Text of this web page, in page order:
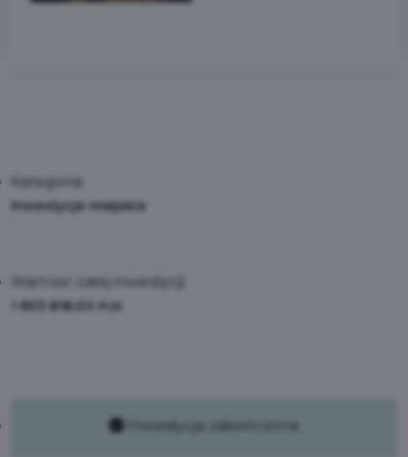
Kategoria:
Inwestycje miejskie
Wartość całej inwestycji:
1 853 818,00
Inwestycja zakończona